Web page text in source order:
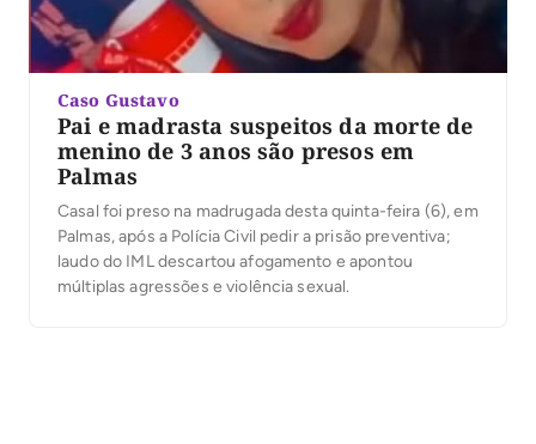
Caso Gustavo
Pai e madrasta suspeitos da morte de
menino de 3 anos são presos em
Palmas
Casal foi preso na madrugada desta quinta-feira (6), em
Palmas, após a Polícia Civil pedir a prisão preventiva;
laudo do IML descartou afogamento e apontou
múltiplas agressões e violência sexual.